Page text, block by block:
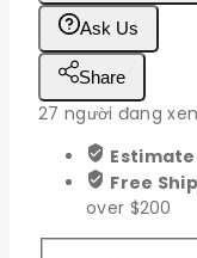
lượng
Ask Us
Share
27 người đang
Free
over $200